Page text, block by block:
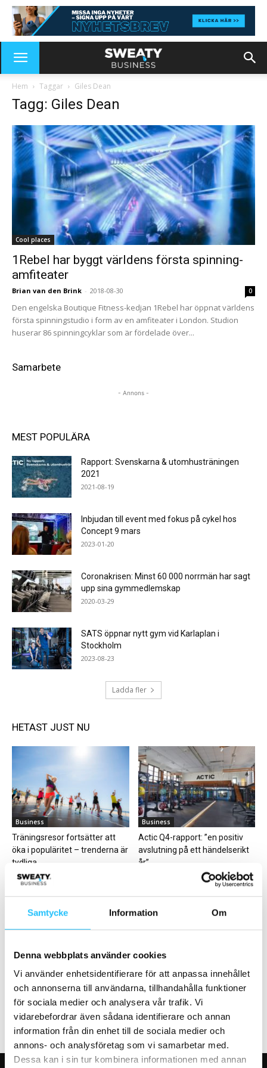
Samtycke Information Om
Denna webbplats använder cookies
Vi använder enhetsidentifierare för att anpassa innehållet
och annonserna till användarna, tillhandahålla funktioner
för sociala medier och analysera vår trafik. Vi
vidarebefordrar även sådana identifierare och annan
information från din enhet till de sociala medier och
annons- och analysföretag som vi samarbetar med.
Dessa kan i sin tur kombinera informationen med annan
Hem Taggar Giles Dean
Tagg: Giles Dean
Cool places
1Rebel har byggt världens första spinning-
amfiteater
Brian van den Brink - 2018-08-30 0
Den engelska Boutique Fitness-kedjan 1Rebel har öppnat världens
första spinningstudio i form av en amfiteater i London. Studion
huserar 86 spinningcyklar som är fördelade över...
Samarbete
- Annons -
MEST POPULÄRA
Rapport: Svenskarna & utomhusträningen
2021
2021-08-19
Inbjudan till event med fokus på cykel hos
Concept 9 mars
2023-01-20
Coronakrisen: Minst 60 000 norrmän har sagt
upp sina gymmedlemskap
2020-03-29
SATS öppnar nytt gym vid Karlaplan i
Stockholm
2023-08-23
Ladda fler
HETAST JUST NU
Business
Träningsresor fortsätter att
öka i populäritet – trenderna är
tydliga
Business
Actic Q4-rapport: ”en positiv
avslutning på ett händelserikt
år”
Digitalt
Set4Play – ökar lönsamheten i
din gruppträning
Business
FIBO-mässan 2021 arrangeras
24 – 27 juni